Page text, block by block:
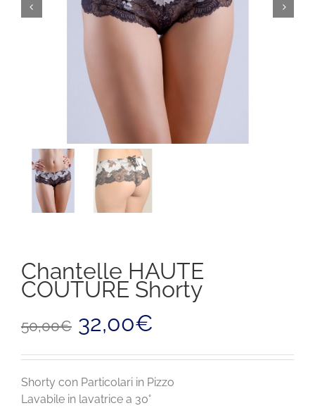
Chantelle HAUTE
COUTURE Shorty
50,00€ prezzo
era:
50,00€.
32,00€
è:
32,00€.
Shorty con Particolari in Pizzo
Lavabile in lavatrice a 30°